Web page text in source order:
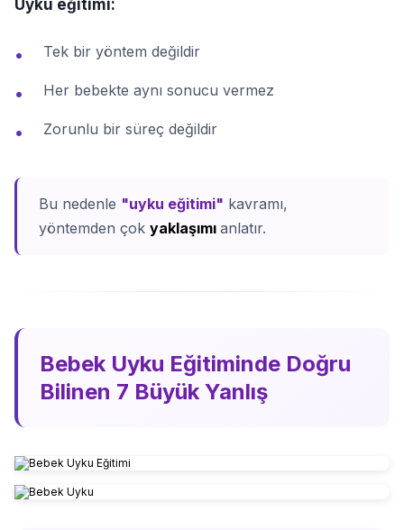
Uyku eğitimi:
• Tek bir yöntem değildir
• Her bebekte aynı sonucu vermez
• Zorunlu bir süreç değildir
Bu nedenle "uyku eğitimi" kavramı,
yöntemden çok yaklaşımı anlatır.
Bebek Uyku Eğitiminde Doğru
Bilinen 7 Büyük Yanlış